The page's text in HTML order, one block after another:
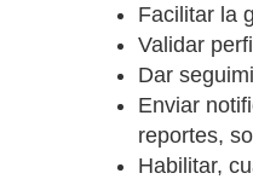
Facilitar la
Validar
Dar
Enviar
reportes,
Habilitar,